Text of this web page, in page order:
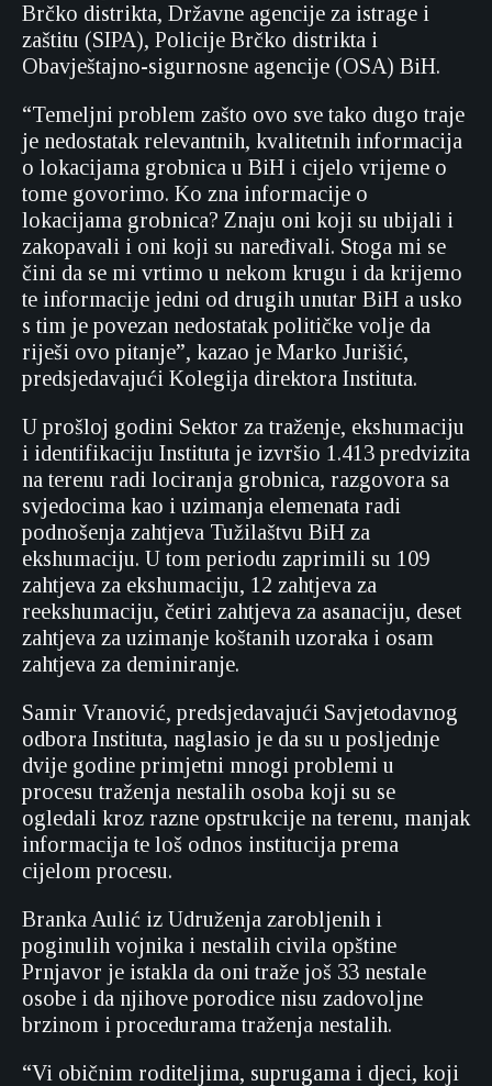
Brčko distrikta, Državne agencije za istrage i
zaštitu (SIPA), Policije Brčko distrikta i
Obavještajno-sigurnosne agencije (OSA) BiH.
“Temeljni problem zašto ovo sve tako dugo traje
je nedostatak relevantnih, kvalitetnih informacija
o lokacijama grobnica u BiH i cijelo vrijeme o
tome govorimo. Ko zna informacije o
lokacijama grobnica? Znaju oni koji su ubijali i
zakopavali i oni koji su naređivali. Stoga mi se
čini da se mi vrtimo u nekom krugu i da krijemo
te informacije jedni od drugih unutar BiH a usko
s tim je povezan nedostatak političke volje da
riješi ovo pitanje”, kazao je Marko Jurišić,
predsjedavajući Kolegija direktora Instituta.
U prošloj godini Sektor za traženje, ekshumaciju
i identifikaciju Instituta je izvršio 1.413 predvizita
na terenu radi lociranja grobnica, razgovora sa
svjedocima kao i uzimanja elemenata radi
podnošenja zahtjeva Tužilaštvu BiH za
ekshumaciju. U tom periodu zaprimili su 109
zahtjeva za ekshumaciju, 12 zahtjeva za
reekshumaciju, četiri zahtjeva za asanaciju, deset
zahtjeva za uzimanje koštanih uzoraka i osam
zahtjeva za deminiranje.
Samir Vranović, predsjedavajući Savjetodavnog
odbora Instituta, naglasio je da su u posljednje
dvije godine primjetni mnogi problemi u
procesu traženja nestalih osoba koji su se
ogledali kroz razne opstrukcije na terenu, manjak
informacija te loš odnos institucija prema
cijelom procesu.
Branka Aulić iz Udruženja zarobljenih i
poginulih vojnika i nestalih civila opštine
Prnjavor je istakla da oni traže još 33 nestale
osobe i da njihove porodice nisu zadovoljne
brzinom i procedurama traženja nestalih.
“Vi običnim roditeljima, suprugama i djeci, koji